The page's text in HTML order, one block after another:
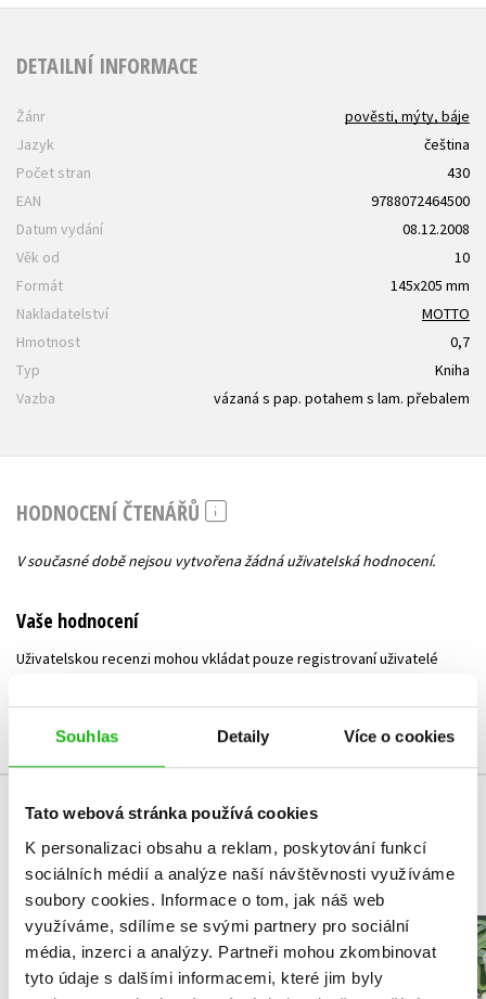
Souhlas Detaily Více o cookies
Tato webová stránka používá cookies
K personalizaci obsahu a reklam, poskytování funkcí
sociálních médií a analýze naší návštěvnosti využíváme
soubory cookies. Informace o tom, jak náš web
využíváme, sdílíme se svými partnery pro sociální
média, inzerci a analýzy. Partneři mohou zkombinovat
tyto údaje s dalšími informacemi, které jim byly
DETAILNÍ INFORMACE
Žánr
pověsti, mýty, báje
Jazyk
čeština
Počet stran
430
EAN
9788072464500
Datum vydání
08.12.2008
Věk od
10
Formát
145x205 mm
Nakladatelství
MOTTO
Hmotnost
0,7
Typ
Kniha
Vazba
vázaná s pap. potahem s lam. přebalem
HODNOCENÍ ČTENÁŘŮ
V současné době nejsou vytvořena žádná uživatelská hodnocení.
Vaše hodnocení
Uživatelskou recenzi mohou vkládat pouze registrovaní uživatelé
Přihlásit
MOHLO BY VÁS TAKÉ ZAJÍMAT
Percy Jackson 7 –
Hnev trojhlavej
bohyne (slovensky)